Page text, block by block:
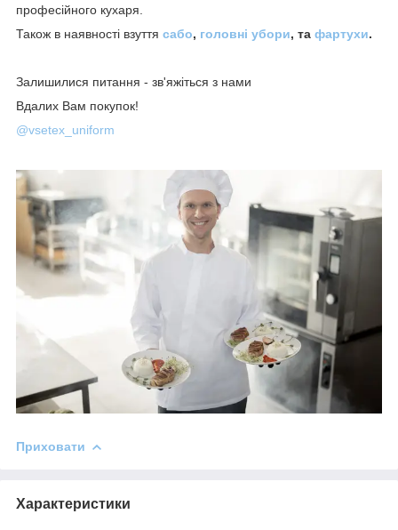
професійного кухаря.
Також в наявності взуття сабо, головні убори, та фартухи.
Залишилися питання - зв'яжіться з нами
Вдалих Вам покупок!
@vsetex_uniform
Приховати
Характеристики